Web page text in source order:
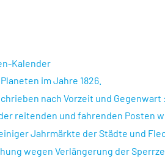
Kalender
im Jahre 1826.
nach Vorzeit und
reitenden und fahrenden Posten
Jahrmärkte der Städte und
wegen Verlängerung der